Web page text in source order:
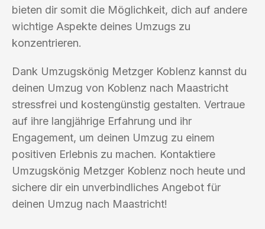
bieten dir somit die Möglichkeit, dich auf andere
wichtige Aspekte deines Umzugs zu
konzentrieren.
Dank Umzugskönig Metzger Koblenz kannst du
deinen Umzug von Koblenz nach Maastricht
stressfrei und kostengünstig gestalten. Vertraue
auf ihre langjährige Erfahrung und ihr
Engagement, um deinen Umzug zu einem
positiven Erlebnis zu machen. Kontaktiere
Umzugskönig Metzger Koblenz noch heute und
sichere dir ein unverbindliches Angebot für
deinen Umzug nach Maastricht!